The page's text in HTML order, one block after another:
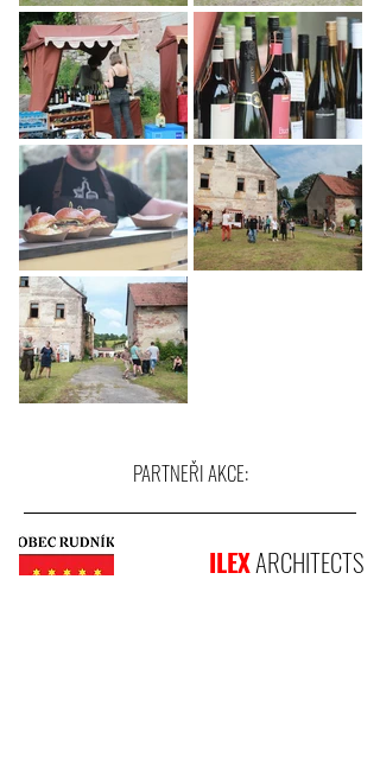
PARTNEŘI AKCE:
ILEXARCHITECTS